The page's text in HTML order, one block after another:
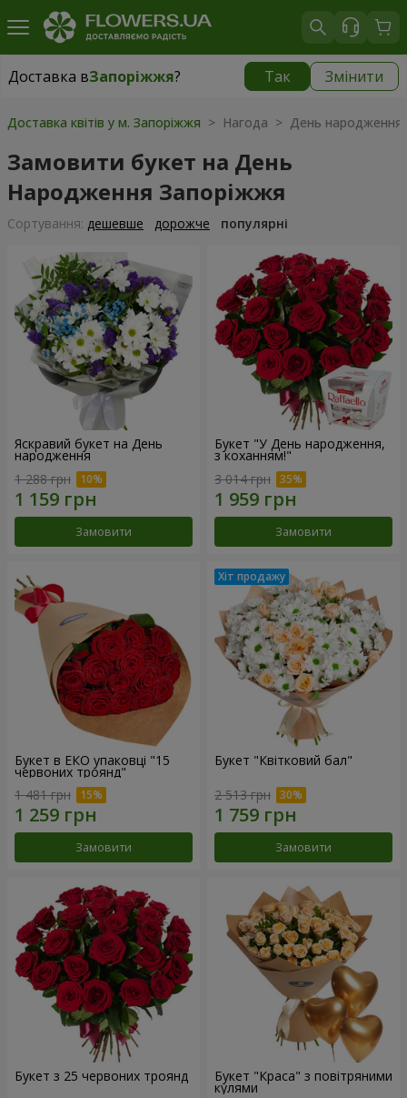
Доставка вЗапоріжжя? Так Змінити
Доставка вЗапоріжжя|
Доставка квітів у м. Запоріжжя > Нагода > День народження
Замовити букет на День
Народження Запоріжжя
Сортування: дешевше дорожче популярні
Яскравий букет на День
народження
1 288 грн
Замовити
Букет "У День народження,
з коханням!"
3 014 грн
Замовити
Букет в ЕКО упаковці "15
червоних троянд"
1 481 грн
Замовити
Букет "Квітковий бал"
2 513 грн
Замовити
Букет з 25 червоних троянд Букет "Краса" з повітряними
кулями